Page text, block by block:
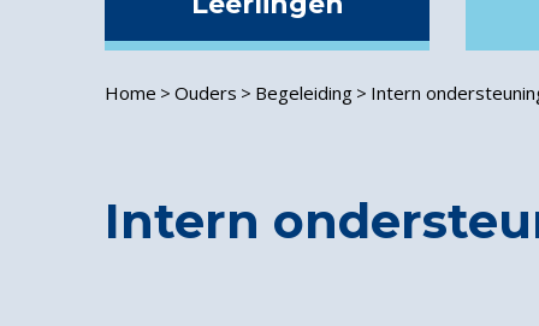
Home Ouders Begeleiding Intern
Intern